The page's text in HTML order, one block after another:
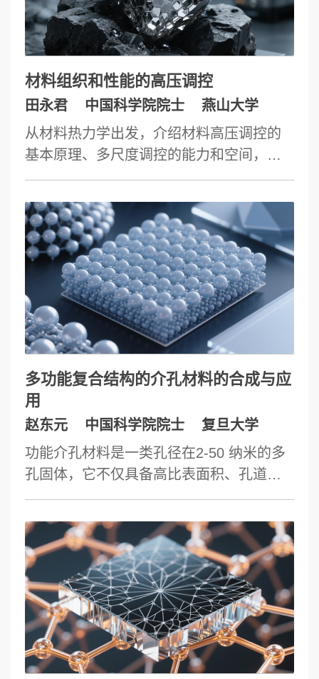
材料组织和性能的高压调控
田永君 中国科学院院士
燕山大学
从材料热力学出发，介绍材料高压调控的
基本原理、多尺度调控的能力和空间，展
示高压在调控材料熔点、晶体结构、固溶
能方面的潜力。以金刚石为例，详细介绍
高压调控获得纳米孪晶显微组织的策略和
实施效果，在纳米孪晶金刚石中消除反霍
尔佩奇效应的科学原理，以及采用纳米孪
晶显微组织和金刚石多型体实现金刚石硬
化和韧化协同的科学原理和原子机制。最
后介绍纳米孪晶金刚石及其复合材料的出
现所派生出的超高精密切削、原子级键合
和原子级切削等3项变革性材料加工技术。
多功能复合结构的介孔材料的合成与应
用
赵东元 中国科学院院士
复旦大学
功能介孔材料是一类孔径在2-50 纳米的多
孔固体，它不仅具备高比表面积、孔道尺
寸和孔容均一可控等独特性质。这里我们
控，实现取向组装可控合成，创制多级结
构功能介孔材料的研究进展。我们发展了
一系列合成多级结构功能介孔材料新方
法，制备了一系列新型多级有序结构功能
介孔材料，包括均匀的纳米微球、半球、
多面体、二维单层纳米片结构。基于界面
调控，我们实现了功能介孔材料的取向组